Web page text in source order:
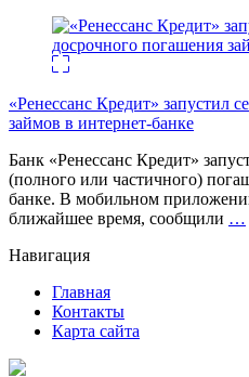
«Ренессанс Кредит» запустил
займов в интернет-банке
Банк «Ренессанс Кредит»
(полного или частичного)
банке. В мобильном
ближайшее время, сообщили …
Навигация
Главная
Контакты
Карта сайта